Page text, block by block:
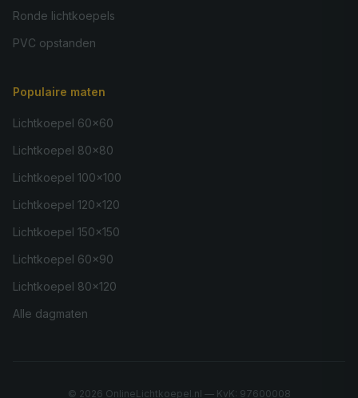
Ronde lichtkoepels
PVC opstanden
Populaire maten
Lichtkoepel 60×60
Lichtkoepel 80×80
Lichtkoepel 100×100
Lichtkoepel 120×120
Lichtkoepel 150×150
Lichtkoepel 60×90
Lichtkoepel 80×120
Alle dagmaten
© 2026 OnlineLichtkoepel.nl — KvK: 97600008